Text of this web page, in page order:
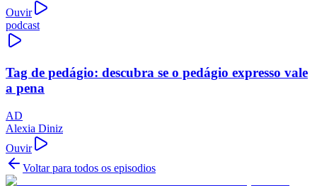
Ouvir
podcast
Tag de pedágio: descubra se o pedágio expresso vale
a pena
AD
Alexia Diniz
Ouvir
Voltar para todos os episodios